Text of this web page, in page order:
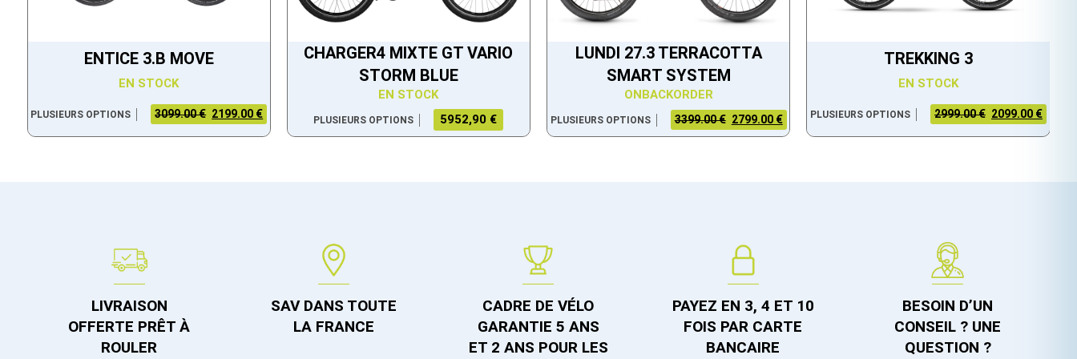
ENTICE 3.B MOVE
EN STOCK
PLUSIEURS OPTIONS 3099.00 € 2199.00 €
CHARGER4 MIXTE GT VARIO
STORM BLUE
EN STOCK
PLUSIEURS OPTIONS 5952,90 €
LUNDI 27.3 TERRACOTTA
SMART SYSTEM
ONBACKORDER
PLUSIEURS OPTIONS 3399.00 € 2799.00 €
TREKKING 3
EN STOCK
PLUSIEURS OPTIONS 2999.00 € 2099.00 €
LIVRAISON
OFFERTE PRÊT À
ROULER
SAV DANS TOUTE
LA FRANCE
CADRE DE VÉLO
GARANTIE 5 ANS
ET 2 ANS POUR LES
PAYEZ EN 3, 4 ET 10
FOIS PAR CARTE
BANCAIRE
BESOIN D’UN
CONSEIL ? UNE
QUESTION ?